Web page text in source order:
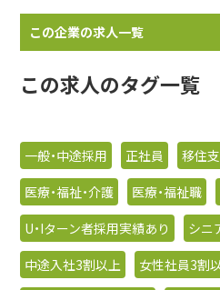
この企業の求人一覧
この求人のタグ一覧
一般・中途採用 正社員
移住
医療・福祉・介護
医療・福祉職
U・Iターン者採用実績あり
シニ
中途入社3割以上
女性社員3割